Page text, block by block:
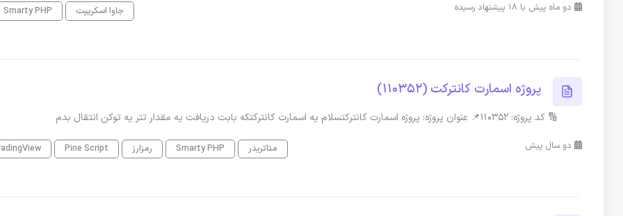
دو ماه پیش با 18 پیشنهاد رسیده جاوا اسکریپت Smarty PHP
پروژه اسمارت کانترکت (110352)
🔢 کد پروژه: 110352📌 عنوان پروژه: پروژه اسمارت کانترکتسلام یه اسمارت کانترکتکه بابت دریافت یه مقدار تتر یه توکن انتقال بدم
دو سال پیش متاتریدر Smarty PHP رمزارز Pine Script